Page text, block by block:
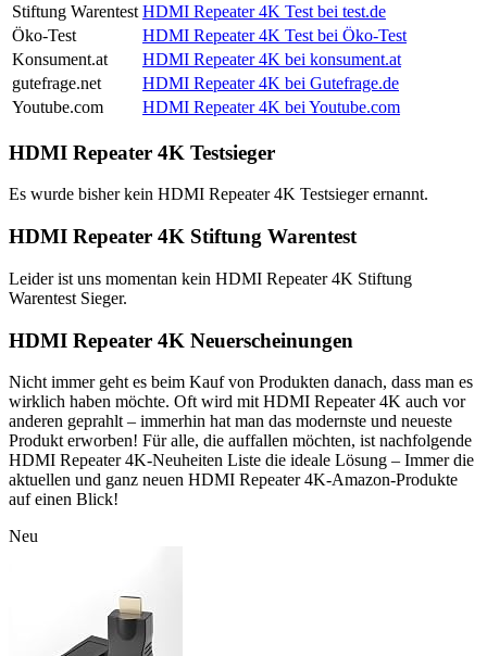
Stiftung Warentest HDMI Repeater 4K Test bei test.de
Öko-Test
HDMI Repeater 4K Test bei Öko-Test
Konsument.at
HDMI Repeater 4K bei konsument.at
gutefrage.net
HDMI Repeater 4K bei Gutefrage.de
Youtube.com
HDMI Repeater 4K bei Youtube.com
HDMI Repeater 4K Testsieger
Es wurde bisher kein HDMI Repeater 4K Testsieger ernannt.
HDMI Repeater 4K Stiftung Warentest
Leider ist uns momentan kein HDMI Repeater 4K Stiftung
Warentest Sieger.
HDMI Repeater 4K Neuerscheinungen
Nicht immer geht es beim Kauf von Produkten danach, dass man es
wirklich haben möchte. Oft wird mit HDMI Repeater 4K auch vor
anderen geprahlt – immerhin hat man das modernste und neueste
Produkt erworben! Für alle, die auffallen möchten, ist nachfolgende
HDMI Repeater 4K-Neuheiten Liste die ideale Lösung – Immer die
aktuellen und ganz neuen HDMI Repeater 4K-Amazon-Produkte
auf einen Blick!
Neu